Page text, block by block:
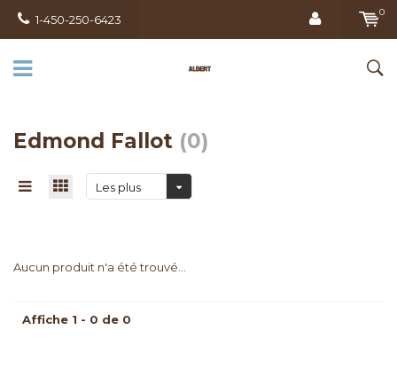
1-450-250-6423
0
Edmond Fallot (0)
Les plus
Aucun produit n'a été trouvé...
Affiche 1 - 0 de 0